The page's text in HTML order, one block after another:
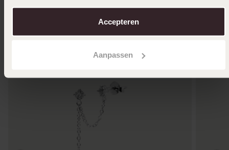
over in onscookiebeleid.
Accepteren
Aanpassen